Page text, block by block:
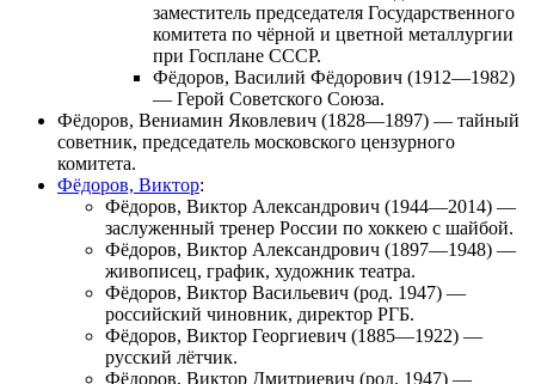
заместитель председателя Государственного
комитета по чёрной и цветной металлургии
при Госплане СССР.
Фёдоров, Василий Фёдорович (1912—1982)
— Герой Советского Союза.
Фёдоров, Вениамин Яковлевич (1828—1897) — тайный
советник, председатель московского цензурного
комитета.
Фёдоров, Виктор:
Фёдоров, Виктор Александрович (1944—2014) —
заслуженный тренер России по хоккею с шайбой.
Фёдоров, Виктор Александрович (1897—1948) —
живописец, график, художник театра.
Фёдоров, Виктор Васильевич (род. 1947) —
российский чиновник, директор РГБ.
Фёдоров, Виктор Георгиевич (1885—1922) —
русский лётчик.
Фёдоров, Виктор Дмитриевич (род. 1947) —